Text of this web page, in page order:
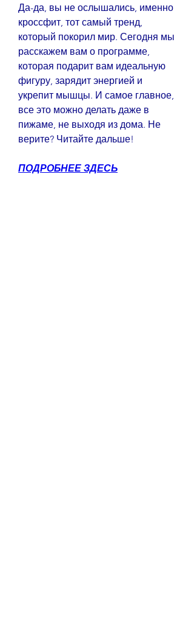
Да-да, вы не ослышались, именно
кроссфит, тот самый тренд,
который покорил мир. Сегодня мы
расскажем вам о программе,
которая подарит вам идеальную
фигуру, зарядит энергией и
укрепит мышцы. И самое главное,
все это можно делать даже в
пижаме, не выходя из дома. Не
верите? Читайте дальше!
ПОДРОБНЕЕ ЗДЕСЬ